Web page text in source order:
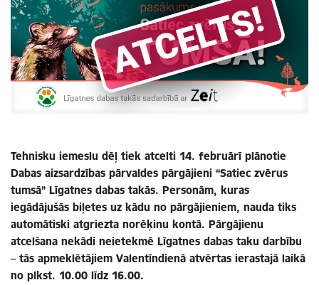
Tehnisku iemeslu dēļ tiek atcelti 14. februārī plānotie
Dabas aizsardzības pārvaldes pārgājieni “Satiec zvērus
tumsā” Līgatnes dabas takās. Personām, kuras
iegādājušās biļetes uz kādu no pārgājieniem, nauda tiks
automātiski atgriezta norēķinu kontā. Pārgājienu
atcelšana nekādi neietekmē Līgatnes dabas taku darbību
– tās apmeklētājiem Valentīndienā atvērtas ierastajā laikā
no plkst. 10.00 līdz 16.00.